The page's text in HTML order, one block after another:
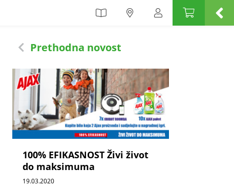
Prethodna novost
100% EFIKASNOST Živi život
do maksimuma
19.03.2020